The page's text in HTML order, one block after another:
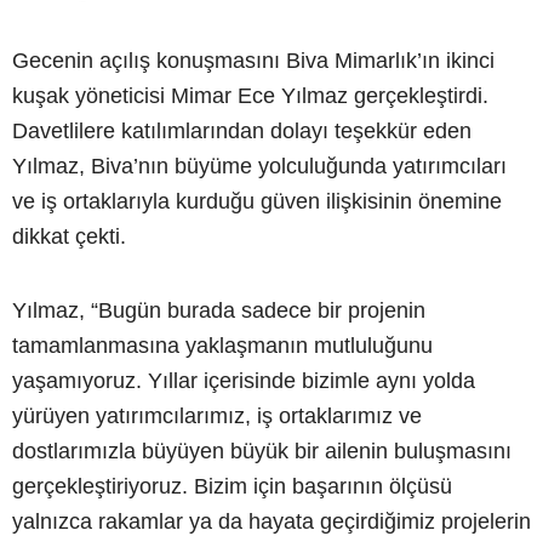
Gecenin açılış konuşmasını Biva Mimarlık’ın ikinci
kuşak yöneticisi Mimar Ece Yılmaz gerçekleştirdi.
Davetlilere katılımlarından dolayı teşekkür eden
Yılmaz, Biva’nın büyüme yolculuğunda yatırımcıları
ve iş ortaklarıyla kurduğu güven ilişkisinin önemine
dikkat çekti.
Yılmaz, “Bugün burada sadece bir projenin
tamamlanmasına yaklaşmanın mutluluğunu
yaşamıyoruz. Yıllar içerisinde bizimle aynı yolda
yürüyen yatırımcılarımız, iş ortaklarımız ve
dostlarımızla büyüyen büyük bir ailenin buluşmasını
gerçekleştiriyoruz. Bizim için başarının ölçüsü
yalnızca rakamlar ya da hayata geçirdiğimiz projelerin